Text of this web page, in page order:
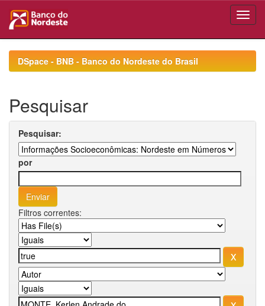
navigationDSpace - BNB - Banco do Nordeste do Brasil
Pesquisar
Pesquisar:
por
Filtros correntes: